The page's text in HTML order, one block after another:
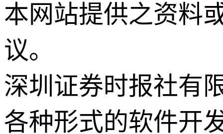
本网站提供之资料
议。
深圳证券时报社有
各种形式的软件开